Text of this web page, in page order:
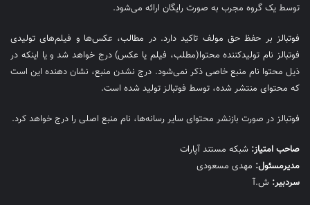
توسط یک گروه مجرب به صورت رایگان ارائه می‌شود.
فوتبالز بر حفظ حق مولف تاکید دارد. در مطالب، عکس‌ها و فیلم‌های تولیدی
فوتبالز نام تولیدکننده محتوا(مطلب، فیلم یا عکس) درج خواهد شد و یا اینکه در
ذیل محتوا نام منبع خاصی ذکر نمی‌‎شود. درج نشدن منبع، نشان دهنده این است
که محتوای منتشر شده، توسط فوتبالز تولید شده است.
فوتبالز در صورت بازنشر محتوای سایر رسانه‌ها، نام منبع اصلی را درج خواهد کرد.
صاحب امتیاز: شبکه مستند آپارات
مديرمسئول: مهدی مسعودی
سردبیر: ش.آ